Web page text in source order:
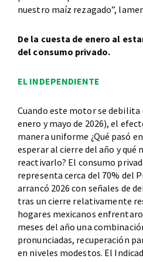
nuestro maíz rezagado”,
De la cuesta de enero al
del consumo privado.
EL INDEPENDIENTE
Cuando este motor se
enero y mayo de 2026), el
manera uniforme ¿Qué pasó
esperar al cierre del año y qué
reactivarlo? El consumo
representa cerca del 70% del
arrancó 2026 con señales de
tras un cierre relativamente
hogares mexicanos
meses del año una
pronunciadas, recuperación
en niveles modestos. El